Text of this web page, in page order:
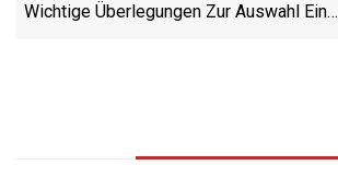
Wichtige Überlegungen Zur Auswahl Eines